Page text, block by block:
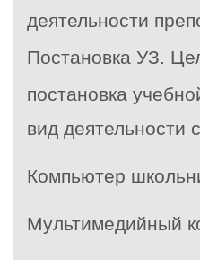
деятельности
Постановка УЗ.
постановка
вид деятельности
Компьютер
Мультимедийный